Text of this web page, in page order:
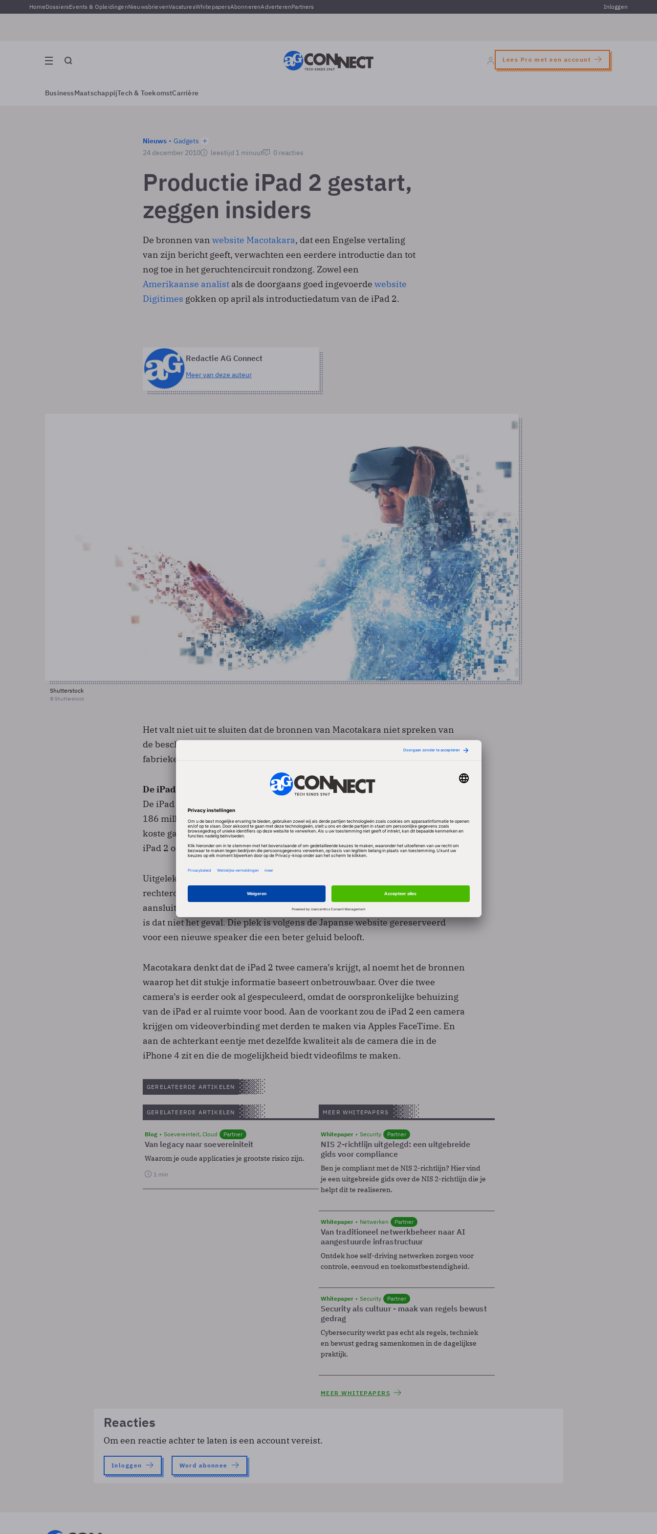
HomeDossiersEvents & OpleidingenNieuwsbrievenVacaturesWhitepapersAbonnerenAdverterenPartners Inloggen
Lees Pro met een account
BusinessMaatschappijTech & ToekomstCarrière
Nieuws
Gadgets
24 december 2010
leestijd 1 minuut 0 reacties
Productie iPad 2 gestart,
zeggen insiders
De bronnen van website Macotakara, dat een Engelse vertaling
van zijn bericht geeft, verwachten een eerdere introductie dan tot
nog toe in het geruchtencircuit rondzong. Zowel een
Amerikaanse analist als de doorgaans goed ingevoerde website
Digitimes gokken op april als introductiedatum van de iPad 2.
Redactie AG Connect
Meer van deze auteur
Shutterstock
© Shutterstock
Het valt niet uit te sluiten dat de bronnen van Macotakara niet spreken van
de beschikbaarheidsdatum voor het publiek, maar van de datum dat de
fabrieken geacht worden de iPad 2 aan Apple te leveren.
De iPad 2 is ietsjes kleiner en lichter
De iPad 2 lijkt sterk op de eerste versie, maar is een fractie kleiner: 239 bij
186 millimeter in plaats van 243 bij 190 millimeter. Die afname zou puur ten
koste gaan van de behuizing; het scherm blijft even groot. Waarschijnlijk is de
iPad 2 ook wat lichter dan het introductiemodel.
Uitgelekte foto’s van de behuizing van de iPad 2 toonden een gat in de
rechteronderhoek. Dat leidde tot speculaties dat de iPad 2 mogelijk een USB-
aansluiting zou krijgen en/of een slot voor een SD-kaart. Volgens Macotakara
is dat niet het geval. Die plek is volgens de Japanse website gereserveerd
voor een nieuwe speaker die een beter geluid belooft.
Macotakara denkt dat de iPad 2 twee camera’s krijgt, al noemt het de bronnen
waarop het dit stukje informatie baseert onbetrouwbaar. Over die twee
camera’s is eerder ook al gespeculeerd, omdat de oorspronkelijke behuizing
van de iPad er al ruimte voor bood. Aan de voorkant zou de iPad 2 een camera
krijgen om videoverbinding met derden te maken via Apples FaceTime. En
aan de achterkant eentje met dezelfde kwaliteit als de camera die in de
iPhone 4 zit en die de mogelijkheid biedt videofilms te maken.
GERELATEERDE ARTIKELEN
GERELATEERDE ARTIKELEN
Blog Soevereinteit, Cloud Partner
Van legacy naar soevereiniteit
Waarom je oude applicaties je grootste risico zijn.
1 min
MEER WHITEPAPERS
Whitepaper Security Partner
NIS 2-richtlijn uitgelegd: een uitgebreide
gids voor compliance
Ben je compliant met de NIS 2-richtlijn? Hier vind
je een uitgebreide gids over de NIS 2-richtlijn die je
helpt dit te realiseren.
Whitepaper Netwerken Partner
Van traditioneel netwerkbeheer naar AI
aangestuurde infrastructuur
Ontdek hoe self-driving netwerken zorgen voor
controle, eenvoud en toekomstbestendigheid.
Whitepaper Security Partner
Security als cultuur - maak van regels bewust
gedrag
Cybersecurity werkt pas echt als regels, techniek
en bewust gedrag samenkomen in de dagelijkse
praktijk.
MEER WHITEPAPERS
Reacties
Om een reactie achter te laten is een account vereist.
Inloggen Word abonnee